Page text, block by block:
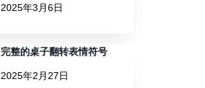
2025年3月6日
完整的桌子翻转表情符号
2025年2月27日